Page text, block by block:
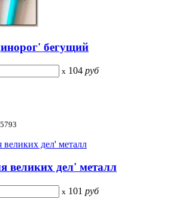
бегущий
x 104 руб
великих дел' металл
x 101 руб